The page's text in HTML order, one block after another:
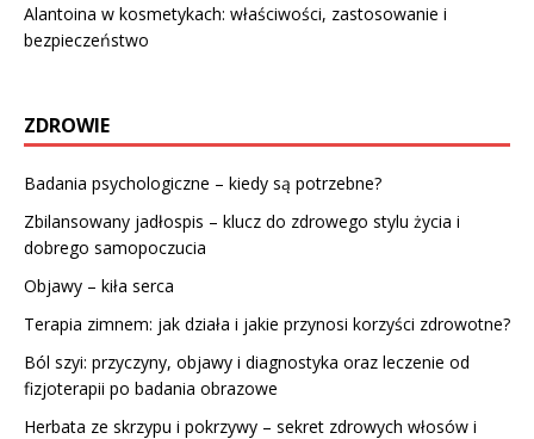
Alantoina w kosmetykach: właściwości, zastosowanie i
bezpieczeństwo
ZDROWIE
Badania psychologiczne – kiedy są potrzebne?
Zbilansowany jadłospis – klucz do zdrowego stylu życia i
dobrego samopoczucia
Objawy – kiła serca
Terapia zimnem: jak działa i jakie przynosi korzyści zdrowotne?
Ból szyi: przyczyny, objawy i diagnostyka oraz leczenie od
fizjoterapii po badania obrazowe
Herbata ze skrzypu i pokrzywy – sekret zdrowych włosów i